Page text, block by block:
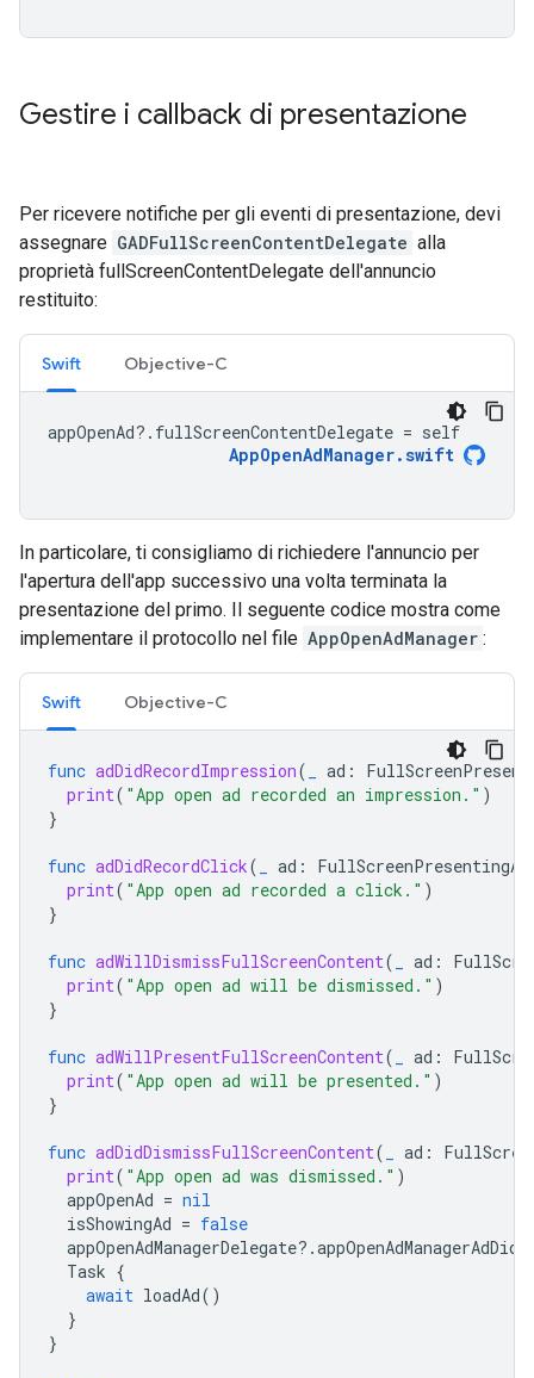
Gestire i callback di presentazione
Per ricevere notifiche per gli eventi di presentazione, devi
assegnare GADFullScreenContentDelegate alla
proprietà fullScreenContentDelegate dell'annuncio
restituito:
Swift Objective-C
appOpenAd?. fullScreenContentDelegate = self
AppOpenAdManager.swift
In particolare, ti consigliamo di richiedere l'annuncio per
l'apertura dell'app successivo una volta terminata la
presentazione del primo. Il seguente codice mostra come
implementare il protocollo nel file AppOpenAdManager :
Swift Objective-C
func adDidRecordImpression( ad :
print( "App open ad recorded an impression." )
}
func adDidRecordClick( ad : FullScreenPresentingAd
print( "App open ad recorded a click." )
}
func adWillDismissFullScreenContent( ad :
print( "App open ad will be dismissed." )
}
func adWillPresentFullScreenContent( ad :
print( "App open ad will be presented." )
}
func adDidDismissFullScreenContent( ad :
print( "App open ad was dismissed." )
appOpenAd = nil
isShowingAd = false
appOpenAdManagerDelegate?.
Task {
await loadAd()
}
}